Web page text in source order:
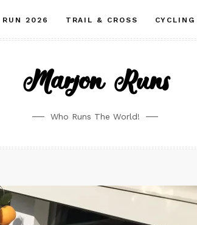
RUN 2026 TRAIL & CROSS CYCLING
Marjon Runs
Who Runs The World!